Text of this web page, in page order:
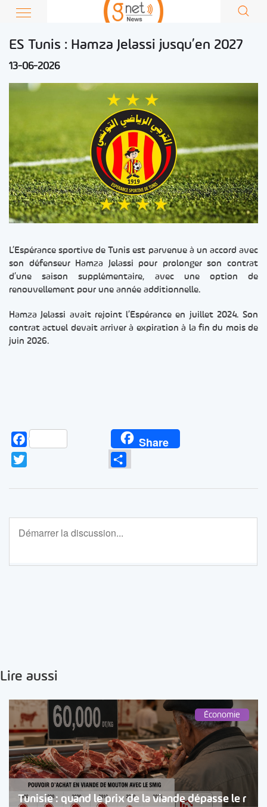
ES Tunis : Hamza Jelassi jusqu’en 2027
13-06-2026
L’Espérance sportive de Tunis est parvenue à un accord avec
son défenseur Hamza Jelassi pour prolonger son contrat
d’une saison supplémentaire, avec une option de
renouvellement pour une année additionnelle.
Hamza Jelassi avait rejoint l’Espérance en juillet 2024. Son
contrat actuel devait arriver à expiration à la fin du mois de
juin 2026.
Facebook Share
Lire aussi
Économie
Tunisie : quand le prix de la viande dépasse le r